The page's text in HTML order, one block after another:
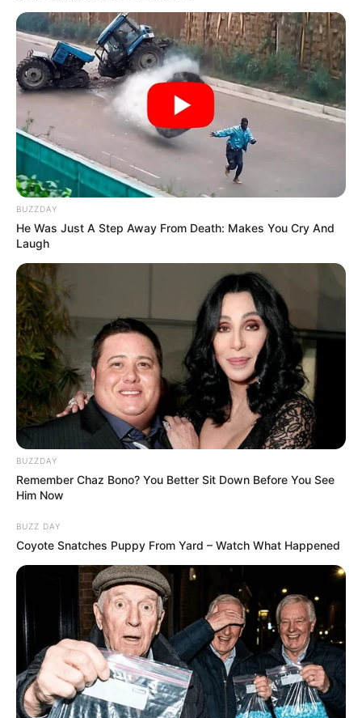
BUZZDAY
He Was Just A Step Away From Death: Makes You Cry And
Laugh
BUZZDAY
Remember Chaz Bono? You Better Sit Down Before You See
Him Now
BUZZ DAY
Coyote Snatches Puppy From Yard – Watch What Happened